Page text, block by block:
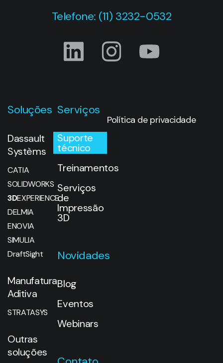
Telefone: (11) 3232-0532
Soluções
Dassault
Systèms
CATIA
SOLIDWORKS
3DEXPERIENCE
DELMIA
ENOVIA
SIMULIA
DraftSight
Manufatura
Aditiva
STRATASYS
Outras
soluções
Serviços
Suporte
técnico
Treinamentos
Serviços
de
Impressão
3D
Novidades
Blog
Eventos
Webinars
Política de privacidade